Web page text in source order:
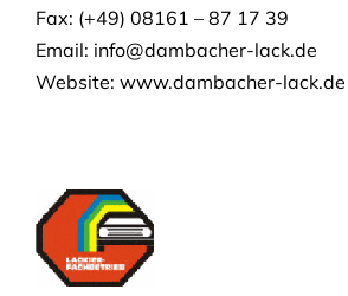
Fax: (+49) 08161 – 87 17 39
Email: info@dambacher-lack.de
Website: www.dambacher-lack.de